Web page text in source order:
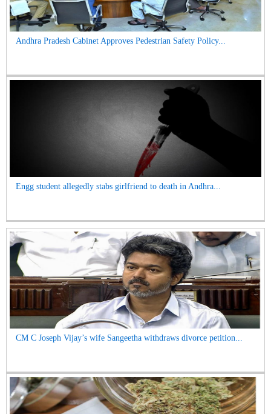
Andhra Pradesh Cabinet Approves Pedestrian Safety Policy...
Engg student allegedly stabs girlfriend to death in Andhra...
CM C Joseph Vijay’s wife Sangeetha withdraws divorce petition...